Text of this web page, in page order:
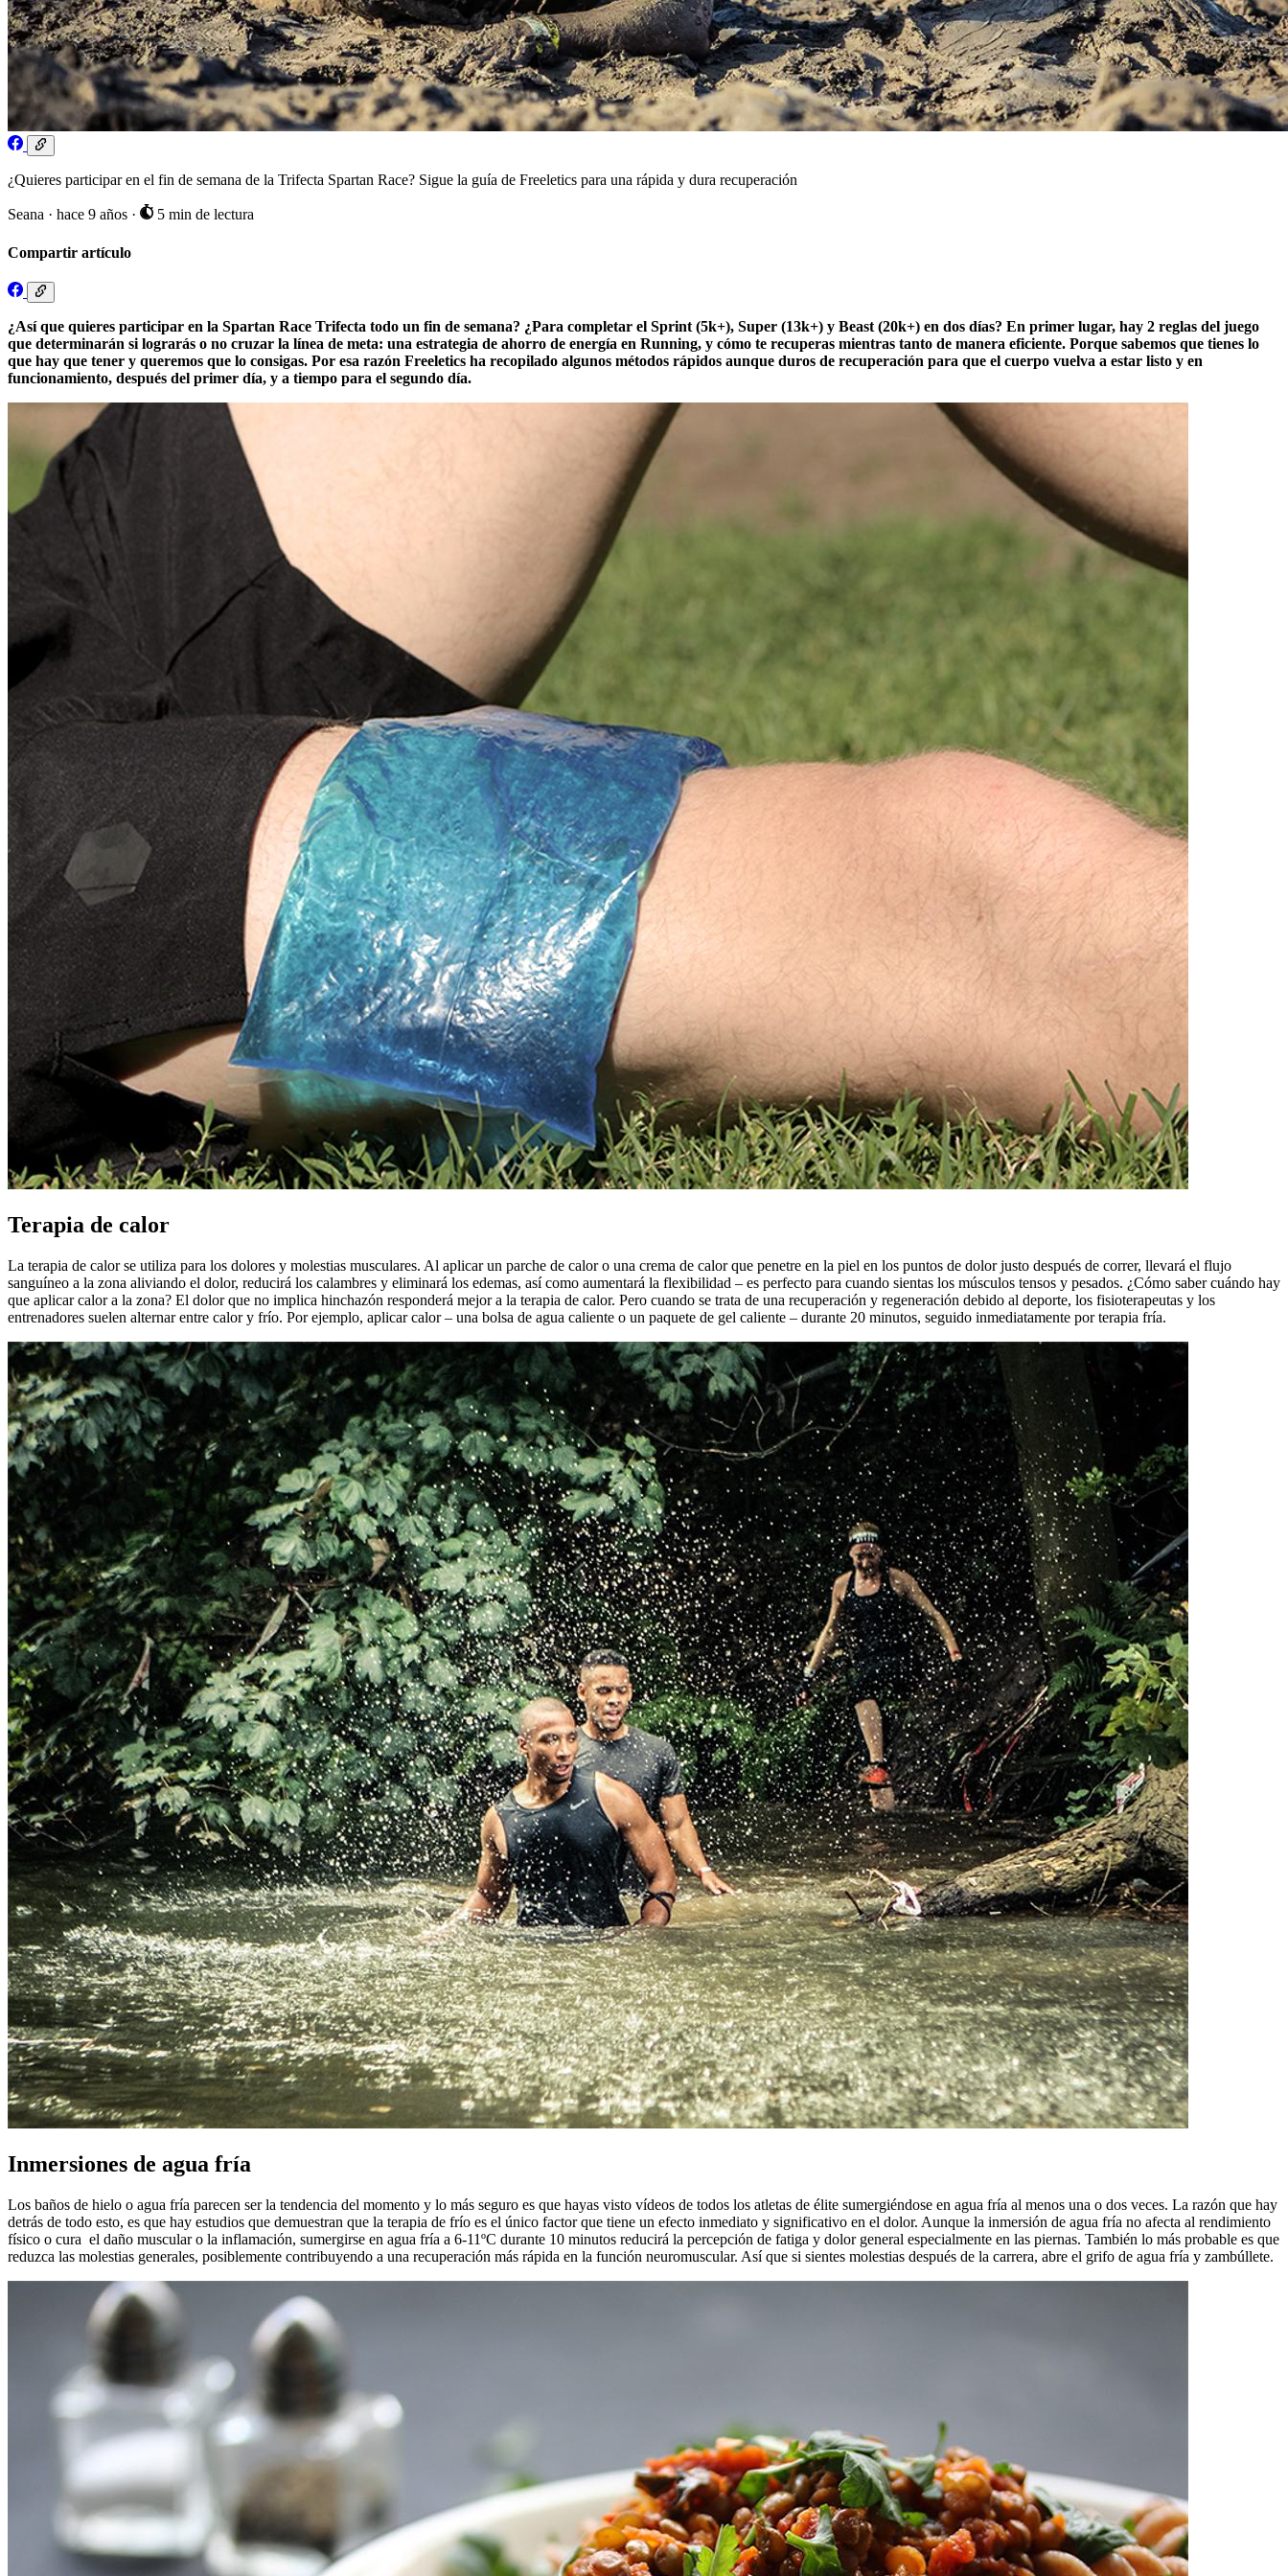
¿Quieres participar en el fin de semana de la Trifecta Spartan Race? Sigue la guía de Freeletics para una rápida y dura recuperación
Seana · hace 9 años · 5 min de lectura
Compartir artículo
¿Así que quieres participar en la Spartan Race Trifecta todo un fin de semana? ¿Para completar el Sprint (5k+), Super (13k+) y Beast (20k+) en dos días? En primer lugar, hay 2 reglas del juego
que determinarán si lograrás o no cruzar la línea de meta: una estrategia de ahorro de energía en Running, y cómo te recuperas mientras tanto de manera eficiente. Porque sabemos que tienes lo
que hay que tener y queremos que lo consigas. Por esa razón Freeletics ha recopilado algunos métodos rápidos aunque duros de recuperación para que el cuerpo vuelva a estar listo y en
funcionamiento, después del primer día, y a tiempo para el segundo día.
Terapia de calor
La terapia de calor se utiliza para los dolores y molestias musculares. Al aplicar un parche de calor o una crema de calor que penetre en la piel en los puntos de dolor justo después de correr, llevará el flujo
sanguíneo a la zona aliviando el dolor, reducirá los calambres y eliminará los edemas, así como aumentará la flexibilidad – es perfecto para cuando sientas los músculos tensos y pesados. ¿Cómo saber cuándo hay
que aplicar calor a la zona? El dolor que no implica hinchazón responderá mejor a la terapia de calor. Pero cuando se trata de una recuperación y regeneración debido al deporte, los fisioterapeutas y los
entrenadores suelen alternar entre calor y frío. Por ejemplo, aplicar calor – una bolsa de agua caliente o un paquete de gel caliente – durante 20 minutos, seguido inmediatamente por terapia fría.
Inmersiones de agua fría
Los baños de hielo o agua fría parecen ser la tendencia del momento y lo más seguro es que hayas visto vídeos de todos los atletas de élite sumergiéndose en agua fría al menos una o dos veces. La razón que hay
detrás de todo esto, es que hay estudios que demuestran que la terapia de frío es el único factor que tiene un efecto inmediato y significativo en el dolor. Aunque la inmersión de agua fría no afecta al rendimiento
físico o cura el daño muscular o la inflamación, sumergirse en agua fría a 6-11ºC durante 10 minutos reducirá la percepción de fatiga y dolor general especialmente en las piernas. También lo más probable es que
reduzca las molestias generales, posiblemente contribuyendo a una recuperación más rápida en la función neuromuscular. Así que si sientes molestias después de la carrera, abre el grifo de agua fría y zambúllete.